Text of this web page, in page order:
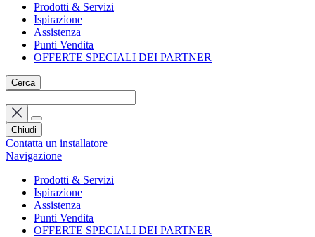
Prodotti & Servizi
Ispirazione
Assistenza
Punti Vendita
OFFERTE SPECIALI DEI PARTNER
Cerca
Chiudi
Contatta un installatore
Navigazione
Prodotti & Servizi
Ispirazione
Assistenza
Punti Vendita
OFFERTE SPECIALI DEI PARTNER